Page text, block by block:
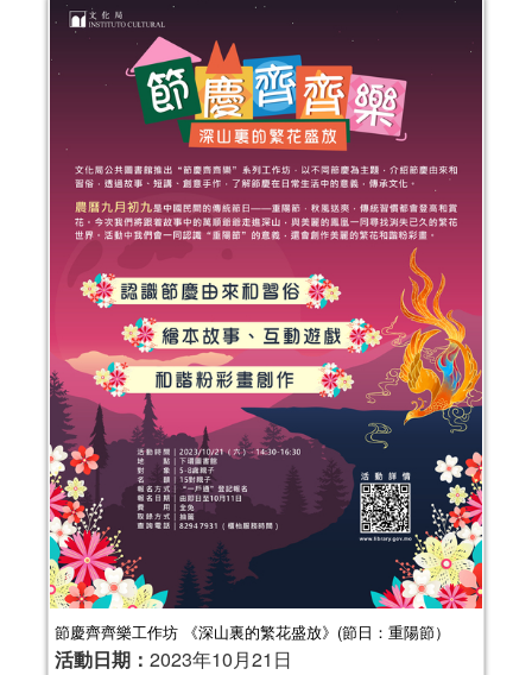
節慶齊齊樂工作坊 《深山裏的繁花盛放》(節日：重陽節）
活動日期： 2023年10月21日